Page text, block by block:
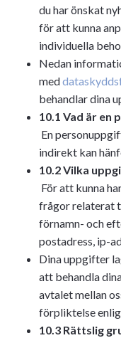
du har önskat
för att kunna
individuella
Nedan
med
behandlar dina
10.1 Vad är en
En
indirekt kan
10.2 Vilka
För att kunna
frågor relaterat
förnamn- och
postadress, ip-
Dina uppgifter
att behandla
avtalet mellan
förpliktelse
10.3 Rättslig